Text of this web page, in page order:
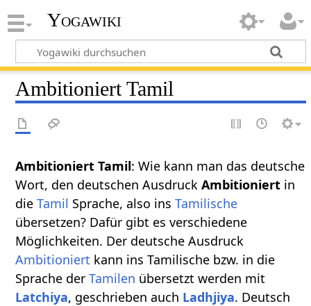
Yogawiki
Ambitioniert Tamil
Ambitioniert Tamil: Wie kann man das deutsche
Wort, den deutschen AusdruckAmbitioniert in
dieTamil Sprache, also insTamilische
übersetzen? Dafür gibt es verschiedene
Möglichkeiten. Der deutsche Ausdruck
Ambitioniert kann ins Tamilische bzw. in die
Sprache derTamilen übersetzt werden mit
Latchiya, geschrieben auch Ladhjiya. Deutsch